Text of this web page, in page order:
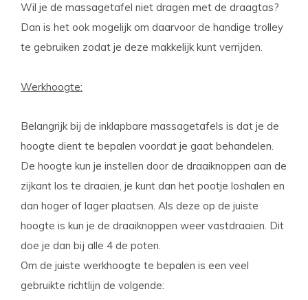
Wil je de massagetafel niet dragen met de draagtas?
Dan is het ook mogelijk om daarvoor de handige trolley
te gebruiken zodat je deze makkelijk kunt verrijden.
Werkhoogte:
Belangrijk bij de inklapbare massagetafels is dat je de
hoogte dient te bepalen voordat je gaat behandelen.
De hoogte kun je instellen door de draaiknoppen aan de
zijkant los te draaien, je kunt dan het pootje loshalen en
dan hoger of lager plaatsen. Als deze op de juiste
hoogte is kun je de draaiknoppen weer vastdraaien. Dit
doe je dan bij alle 4 de poten.
Om de juiste werkhoogte te bepalen is een veel
gebruikte richtlijn de volgende: